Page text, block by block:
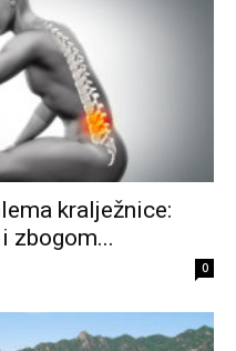
kralježnice:
zbogom...
0